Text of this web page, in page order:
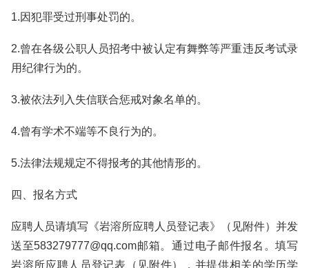
1.因犯罪受过刑事处罚的。
2.曾在各级公职人员招考中被认定有舞弊等严重违反考试录
用纪律行为的。
3.被依法列入失信联合惩戒对象名单的。
4.曾有学术不端等不良行为的。
5.法律法规规定不得报考的其他情形的。
四、报名方式
应聘人员请填写《岩溶所应聘人员登记表》（见附件）并发
送至583279777@qq.com邮箱。通过电子邮件报名。填写
岩溶所应聘人员登记表（见附件），并提供相关的学历学